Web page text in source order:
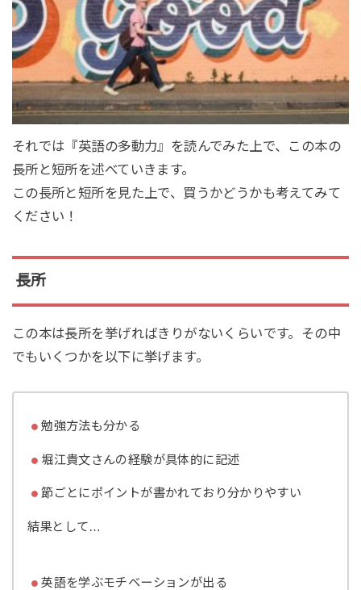
それでは『英語の多動力』を読んでみた上で、この本の
長所と短所を述べていきます。
この長所と短所を見た上で、買うかどうかも考えてみて
ください！
長所
この本は長所を挙げればきりがないくらいです。その中
でもいくつかを以下に挙げます。
勉強方法も分かる
堀江貴文さんの経験が具体的に記述
節ごとにポイントが書かれており分かりやすい
結果として…
英語を学ぶモチベーションが出る